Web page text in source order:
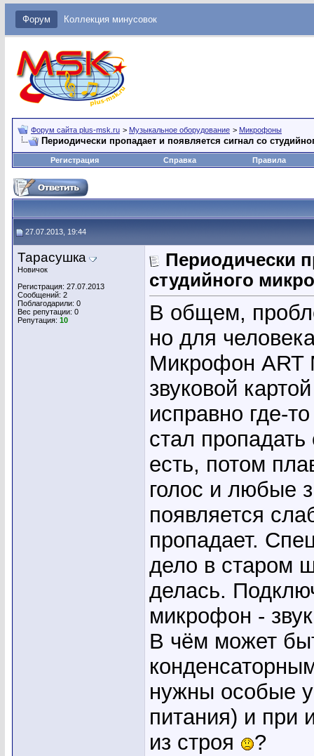
Форум Коллекция минусовок
Форум сайта plus-msk.ru > Музыкальное оборудование > Микрофоны
Периодически пропадает и появляется сигнал со
Регистрация Справка Правила
27.07.2013, 19:44
Тарасушка
Новичок
Регистрация: 27.07.2013
Сообщений: 2
Поблагодарили: 0
Вес репутации: 0
Репутация: 10
Периодически
студийного
В общем,
но для
Микрофон ART
звуковой
исправно где-
стал
есть, потом
голос и любые
появляется
пропадает.
дело в старом
делась.
микрофон -
В чём может
нужны особые
питания) и при
из строя
?